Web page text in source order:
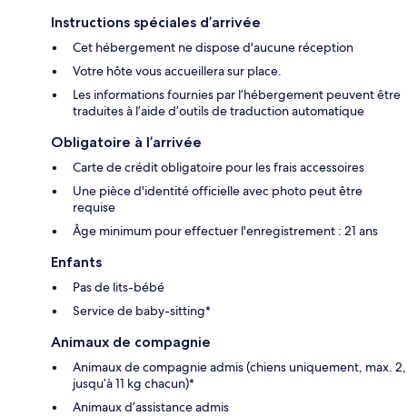
Instructions spéciales d’arrivée
Cet hébergement ne dispose d'aucune réception
Votre hôte vous accueillera sur place.
Les informations fournies par l’hébergement peuvent être
traduites à l’aide d’outils de traduction automatique
Obligatoire à l’arrivée
Carte de crédit obligatoire pour les frais accessoires
Une pièce d'identité officielle avec photo peut être
requise
Âge minimum pour effectuer l'enregistrement : 21 ans
Enfants
Pas de lits-bébé
Service de baby-sitting*
Animaux de compagnie
Animaux de compagnie admis (chiens uniquement, max. 2,
jusqu’à 11 kg chacun)*
Animaux d’assistance admis